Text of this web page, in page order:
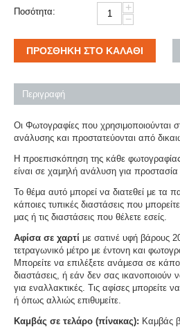
Ποσότητα:
+
−
ΠΡΟΣΘΉΚΗ ΣΤΟ ΚΑΛΆΘΙ
Περιγραφή
Οι Φωτογραφίες που χρησιμοποιούνται
ανάλυσης και προστατεύονται από
Η προεπισκόπηση της κάθε
είναι σε χαμηλή ανάλυση για
Το θέμα αυτό μπορεί να διατεθεί με τα
κάποιες τυπικές διαστάσεις που
μας ή τις διαστάσεις που θέλετε εσείς.
Αφίσα σε χαρτί με σατινέ υφή βάρους
τετραγωνικό μέτρο με έντονη και
Μπορείτε να επιλέξετε ανάμεσα σε
διαστάσεις, ή εάν δεν σας ικανοποιούν
για εναλλακτικές. Τις αφίσες μπορείτε
ή όπως αλλιώς επιθυμείτε.
Καμβάς σε τελάρο (πίνακας): Καμβάς